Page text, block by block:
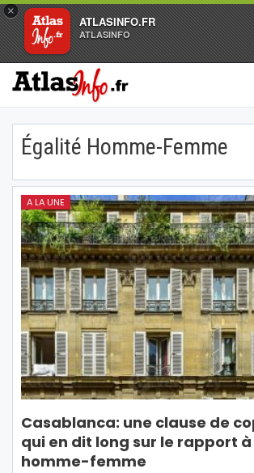
×
ATLASINFO.FR
ATLASINFO
Égalité Homme-Femme
A LA UNE
Casablanca: une clause de
qui en dit long sur le rapport
homme-femme